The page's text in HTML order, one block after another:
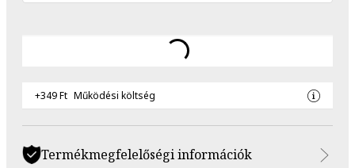
+349 Ft Működési költség
Termékmegfelelőségi információk